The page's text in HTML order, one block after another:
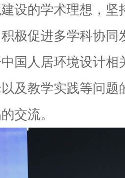
设的学术理想，坚
极促进多学科协同
国人居环境设计相
及教学实践等问题
交流。